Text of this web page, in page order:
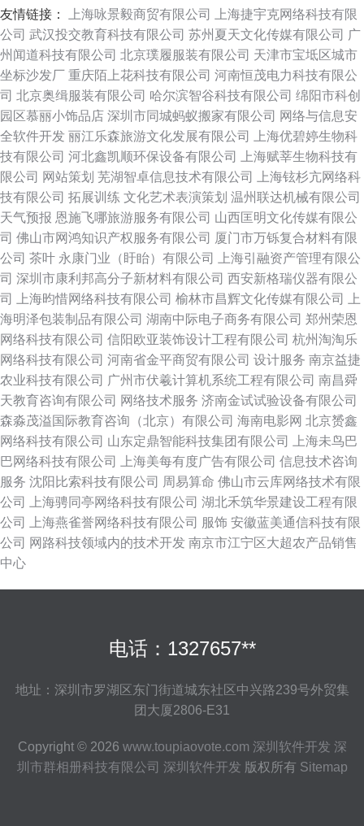
友情链接： 上海咏景毅商贸有限公司
上海捷宇克网络科技有限
公司 武汉投交教育科技有限公司 苏州夏天文化传媒有限公司 广
州闻道科技有限公司 北京璞履服装有限公司 天津市宝坻区城市
坐标沙发厂 重庆陌上花科技有限公司 河南恒茂电力科技有限公
司 北京奥缉服装有限公司 哈尔滨智谷科技有限公司 绵阳市科创
园区慕丽小饰品店 深圳市同城蚂蚁搬家有限公司 网络与信息安
全软件开发 丽江乐森旅游文化发展有限公司
上海优碧婷生物科
技有限公司 河北鑫凯顺环保设备有限公司
上海赋莘生物科技有
限公司 网站策划 芜湖智卓信息技术有限公司
上海铉杉亢网络科
技有限公司 拓展训练 文化艺术表演策划 温州联达机械有限公司
天气预报 恩施飞哪旅游服务有限公司 山西匡明文化传媒有限公
司 佛山市网鸿知识产权服务有限公司 厦门市万铄复合材料有限
公司 茶叶 永康门业（盱眙）有限公司
上海引融资产管理有限公
司 深圳市康利邦高分子新材料有限公司 西安新格瑞仪器有限公
司
上海昀惜网络科技有限公司 榆林市昌辉文化传媒有限公司
上
海明泽包装制品有限公司 湖南中际电子商务有限公司 郑州荣恩
网络科技有限公司 信阳欧亚装饰设计工程有限公司 杭州淘淘乐
网络科技有限公司 河南省金平商贸有限公司 设计服务 南京益捷
农业科技有限公司 广州市伏羲计算机系统工程有限公司 南昌舜
天教育咨询有限公司 网络技术服务 济南金试试验设备有限公司
森淼茂溢国际教育咨询（北京）有限公司 海南电影网 北京赟鑫
网络科技有限公司 山东定鼎智能科技集团有限公司
上海未鸟巴
巴网络科技有限公司
上海美每有度广告有限公司 信息技术咨询
服务 沈阳比索科技有限公司 周易算命 佛山市云库网络技术有限
公司
上海骋同亭网络科技有限公司 湖北禾筑华景建设工程有限
公司
上海燕雀誉网络科技有限公司 服饰 安徽蓝美通信科技有限
公司 网路科技领域内的技术开发 南京市江宁区大超农产品销售
中心
电话：1327657**
地址：深圳市罗湖区东门街道城东社区中兴路239号外贸集
团大厦2806-E31
Copyright © 2026 www.toupiaovote.com 深圳软件开发 深
圳市群相册科技有限公司 深圳软件开发 版权所有 Sitemap